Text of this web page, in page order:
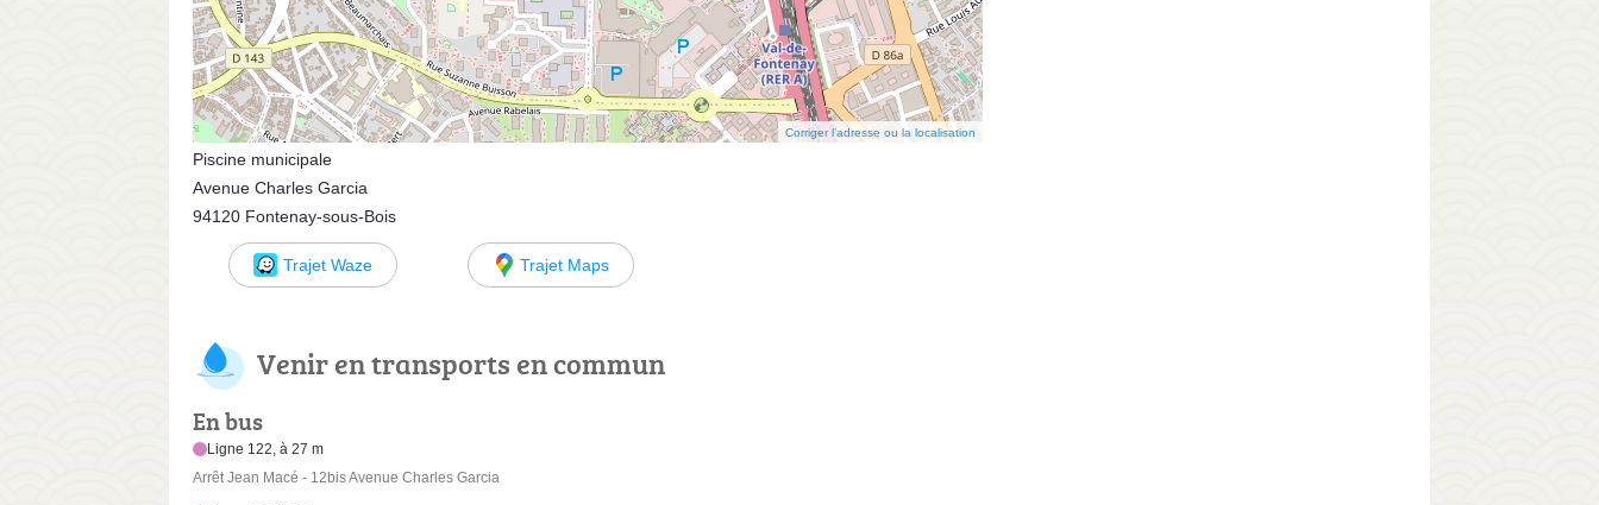
Corriger l’adresse ou la localisation
Piscine municipale
Avenue Charles Garcia
94120 Fontenay-sous-Bois
Trajet Waze Trajet Maps
Venir en transports en commun
En bus
Ligne 122, à 27 m
Arrêt Jean Macé - 12bis Avenue Charles Garcia